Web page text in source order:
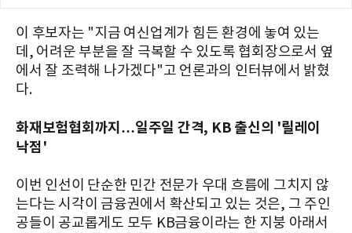
이 후보자는 "지금 여신업계가 힘든 환경에 놓여 있는
데, 어려운 부분을 잘 극복할 수 있도록 협회장으로서 옆
에서 잘 조력해 나가겠다"고 언론과의 인터뷰에서 밝혔
다.
화재보험협회까지…일주일 간격, KB 출신의 '릴레이
낙점'
이번 인선이 단순한 민간 전문가 우대 흐름에 그치지 않
는다는 시각이 금융권에서 확산되고 있는 것은, 그 주인
공들이 공교롭게도 모두 KB금융이라는 한 지붕 아래서